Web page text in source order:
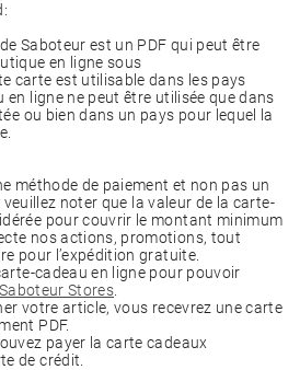
Saboteur est un PDF qui peut être
en ligne sous
carte est utilisable dans les pays
ligne ne peut être utilisée que dans
ou bien dans un pays pour lequel la
méthode de paiement et non pas un
noter que la valeur de la carte-
pour couvrir le montant minimum
nos actions, promotions, tout
pour l’expédition gratuite.
cadeau en ligne pour pouvoir
Saboteur Stores
votre article, vous recevrez une carte
PDF.
payer la carte cadeaux
de crédit.